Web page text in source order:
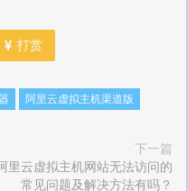
打赏
阿里云虚拟主机渠道版
下一篇
里云虚拟主机网站无法访问的
常见问题及解决方法有吗？